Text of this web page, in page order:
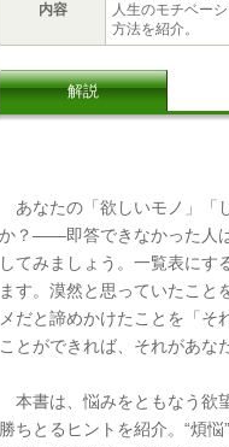
内容
人生のモチベー
方法を紹介。
解説
あなたの「欲しいモノ」「
か？――即答できなかった人
してみましょう。一覧表にす
ます。漠然と思っていたこと
メだと諦めかけたことを「
ことができれば、それがあな
本書は、悩みをともなう欲
勝ちとるヒントを紹介。“煩